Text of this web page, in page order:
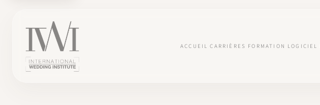
ACCUEIL CARRIÈRES FORMATION LOGICIEL